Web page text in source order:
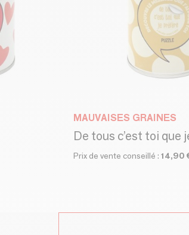
MAUVAISES GRAINES
De tous c’est toi que
Prix de vente conseillé : 14,90